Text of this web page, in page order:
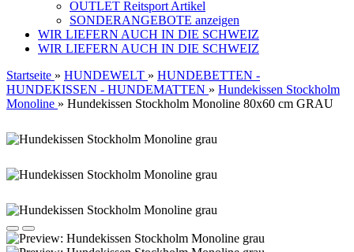
OUTLET Reitsport Artikel
SONDERANGEBOTE anzeigen
WIR LIEFERN AUCH IN DIE SCHWEIZ
WIR LIEFERN AUCH IN DIE SCHWEIZ
Startseite » HUNDEWELT » HUNDEBETTEN -
HUNDEKISSEN - HUNDEMATTEN » Hundekissen Stockholm
Monoline » Hundekissen Stockholm Monoline 80x60 cm GRAU